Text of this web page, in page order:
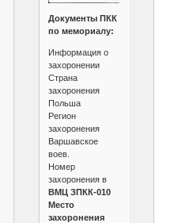
Документы ПКК
по мемориалу:
Информация о
захоронении
Страна
захоронения
Польша
Регион
захоронения
Варшавское
воев.
Номер
захоронения в
ВМЦ ЗПКК-010
Место
захоронения